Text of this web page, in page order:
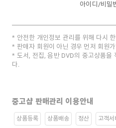
아이디/비밀
안전한 개인정보 관리를 위해 다시
판매자 회원이 아닌 경우 먼저 회원
도서, 전집, 음반 DVD의 중고상품을
다.
중고샵 판매관리 이용안내
상품등록 상품배송 정산 고객서